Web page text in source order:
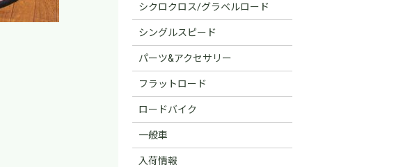
シクロクロス/グラベルロード
シングルスピード
パーツ&アクセサリー
フラットロード
ロードバイク
一般車
入荷情報